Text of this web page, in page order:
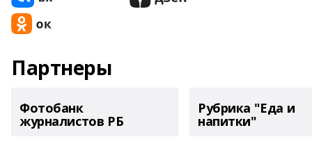
Партнеры
Фотобанк
журналистов РБ
Рубрика "Еда и
напитки"